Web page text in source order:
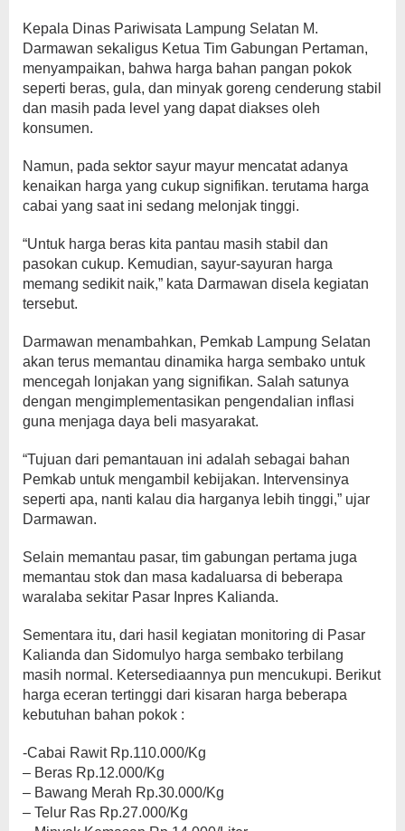
Kepala Dinas Pariwisata Lampung Selatan M.
Darmawan sekaligus Ketua Tim Gabungan Pertaman,
menyampaikan, bahwa harga bahan pangan pokok
seperti beras, gula, dan minyak goreng cenderung stabil
dan masih pada level yang dapat diakses oleh
konsumen.
Namun, pada sektor sayur mayur mencatat adanya
kenaikan harga yang cukup signifikan. terutama harga
cabai yang saat ini sedang melonjak tinggi.
“Untuk harga beras kita pantau masih stabil dan
pasokan cukup. Kemudian, sayur-sayuran harga
memang sedikit naik,” kata Darmawan disela kegiatan
tersebut.
Darmawan menambahkan, Pemkab Lampung Selatan
akan terus memantau dinamika harga sembako untuk
mencegah lonjakan yang signifikan. Salah satunya
dengan mengimplementasikan pengendalian inflasi
guna menjaga daya beli masyarakat.
“Tujuan dari pemantauan ini adalah sebagai bahan
Pemkab untuk mengambil kebijakan. Intervensinya
seperti apa, nanti kalau dia harganya lebih tinggi,” ujar
Darmawan.
Selain memantau pasar, tim gabungan pertama juga
memantau stok dan masa kadaluarsa di beberapa
waralaba sekitar Pasar Inpres Kalianda.
Sementara itu, dari hasil kegiatan monitoring di Pasar
Kalianda dan Sidomulyo harga sembako terbilang
masih normal. Ketersediaannya pun mencukupi. Berikut
harga eceran tertinggi dari kisaran harga beberapa
kebutuhan bahan pokok :
-Cabai Rawit Rp.110.000/Kg
– Beras Rp.12.000/Kg
– Bawang Merah Rp.30.000/Kg
– Telur Ras Rp.27.000/Kg